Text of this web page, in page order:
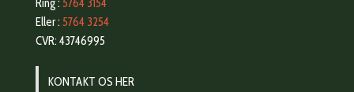
Ring : 5764 3154
Eller : 5764 3254
CVR: 43746995
KONTAKT OS HER